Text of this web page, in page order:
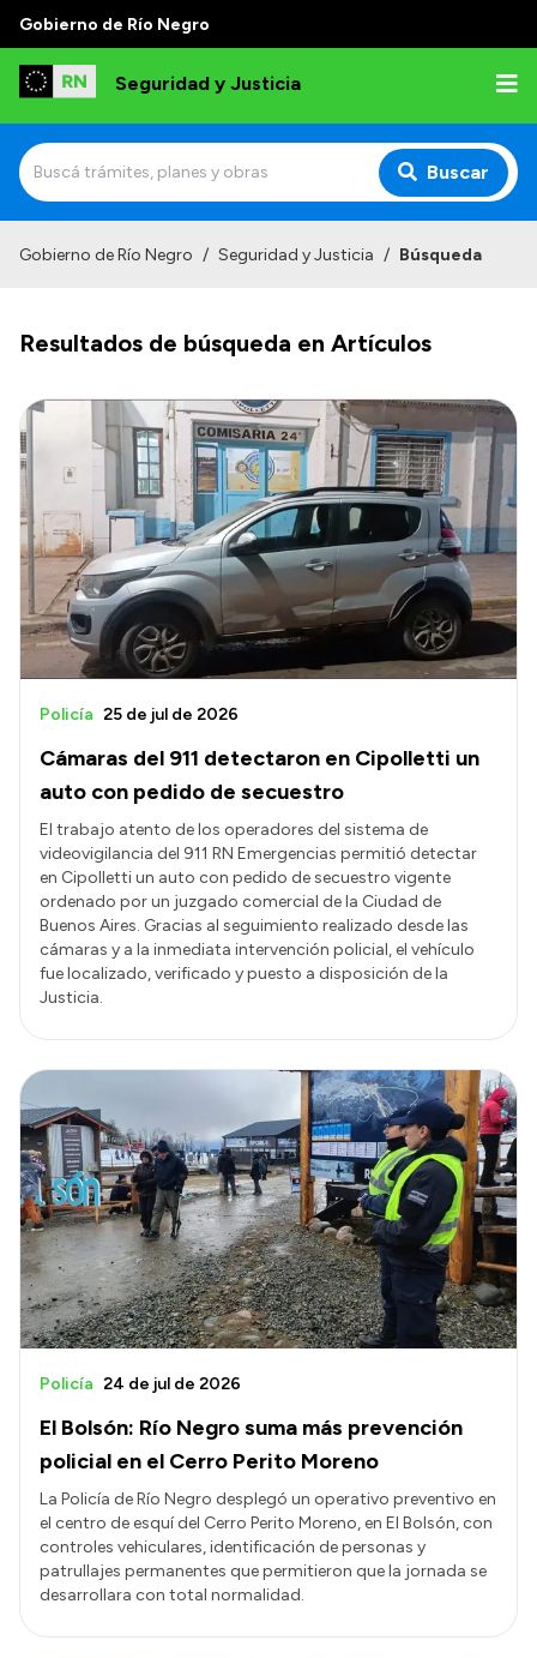
Gobierno de Río Negro
Seguridad y Justicia
Buscar
Misión
Autoridades
Delegaciones
Normativa
Transparencia
Presupuesto
Boletín Oficial
Compras y licitaciones
Consulta de pago a proveedores
Convocatorias
Intranet
Login
Gobierno de Río Negro / Seguridad y Justicia / Búsqueda
Resultados de búsqueda en Artículos
Cámaras del 911 detectaron en Cipolletti un
auto con pedido de secuestro
Policía 25 de jul de 2026
El trabajo atento de los operadores del sistema de
videovigilancia del 911 RN Emergencias permitió detectar
en Cipolletti un auto con pedido de secuestro vigente
ordenado por un juzgado comercial de la Ciudad de
Buenos Aires. Gracias al seguimiento realizado desde las
cámaras y a la inmediata intervención policial, el vehículo
fue localizado, verificado y puesto a disposición de la
Justicia.
El Bolsón: Río Negro suma más prevención
policial en el Cerro Perito Moreno
Policía 24 de jul de 2026
La Policía de Río Negro desplegó un operativo preventivo en
el centro de esquí del Cerro Perito Moreno, en El Bolsón, con
controles vehiculares, identificación de personas y
patrullajes permanentes que permitieron que la jornada se
desarrollara con total normalidad.